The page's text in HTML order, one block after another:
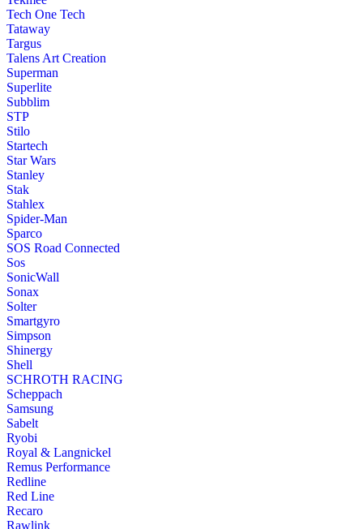
Tech One Tech
Tataway
Targus
Talens Art Creation
Superman
Superlite
Subblim
STP
Stilo
Startech
Star Wars
Stanley
Stak
Stahlex
Spider-Man
Sparco
SOS Road Connected
Sos
SonicWall
Sonax
Solter
Smartgyro
Simpson
Shinergy
Shell
SCHROTH RACING
Scheppach
Samsung
Sabelt
Ryobi
Royal & Langnickel
Remus Performance
Redline
Red Line
Recaro
Rawlink